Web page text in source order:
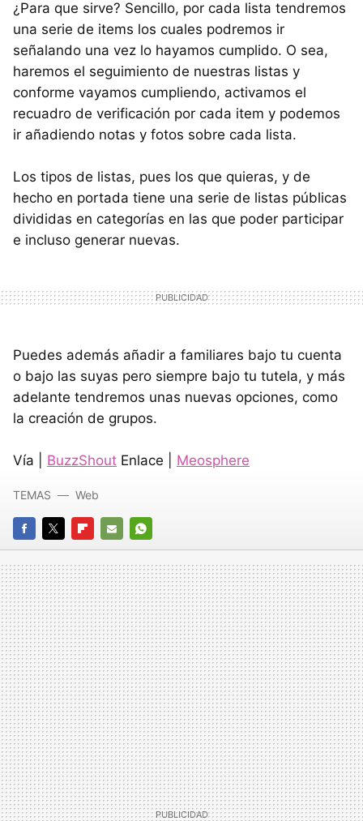
¿Para que sirve? Sencillo, por cada lista tendremos
una serie de items los cuales podremos ir
señalando una vez lo hayamos cumplido. O sea,
haremos el seguimiento de nuestras listas y
conforme vayamos cumpliendo, activamos el
recuadro de verificación por cada item y podemos
ir añadiendo notas y fotos sobre cada lista.
Los tipos de listas, pues los que quieras, y de
hecho en portada tiene una serie de listas públicas
divididas en categorías en las que poder participar
e incluso generar nuevas.
Puedes además añadir a familiares bajo tu cuenta
o bajo las suyas pero siempre bajo tu tutela, y más
adelante tendremos unas nuevas opciones, como
la creación de grupos.
Vía | BuzzShout Enlace | Meosphere
FACEBOOK
TWITTERFLIPBOARD
E-
MAIL
WHATSAPP
TEMAS Web